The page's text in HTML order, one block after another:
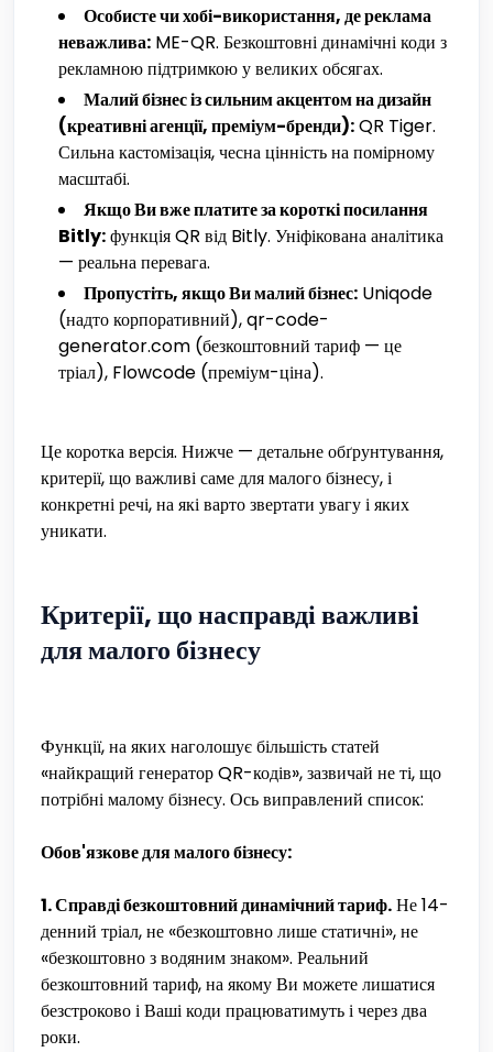
Особисте чи хобі-використання, де реклама
неважлива: ME-QR. Безкоштовні динамічні коди з
рекламною підтримкою у великих обсягах.
Малий бізнес із сильним акцентом на дизайн
(креативні агенції, преміум-бренди):QR Tiger.
Сильна кастомізація, чесна цінність на помірному
масштабі.
Якщо Ви вже платите за короткі посилання
Bitly:функція QR від Bitly. Уніфікована аналітика
— реальна перевага.
Пропустіть, якщо Ви малий бізнес: Uniqode
(надто корпоративний), qr-code-
generator.com (безкоштовний тариф — це
тріал), Flowcode (преміум-ціна).
Це коротка версія. Нижче — детальне обґрунтування,
критерії, що важливі саме для малого бізнесу, і
конкретні речі, на які варто звертати увагу і яких
уникати.
Критерії, що насправді важливі
для малого бізнесу
Функції, на яких наголошує більшість статей
«найкращий генератор QR-кодів», зазвичай не ті, що
потрібні малому бізнесу. Ось виправлений список:
Обов'язкове для малого бізнесу:
1. Справді безкоштовний динамічний тариф.Не 14-
денний тріал, не «безкоштовно лише статичні», не
«безкоштовно з водяним знаком». Реальний
безкоштовний тариф, на якому Ви можете лишатися
безстроково і Ваші коди працюватимуть і через два
роки.